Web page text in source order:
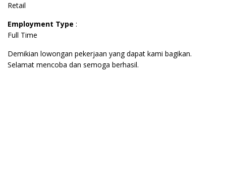
Retail
Employment Type :
Full Time
Demikian lowongan pekerjaan yang dapat kami bagikan.
Selamat mencoba dan semoga berhasil.